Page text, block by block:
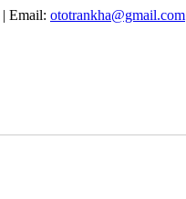
| Email: ototrankha@gmail.com